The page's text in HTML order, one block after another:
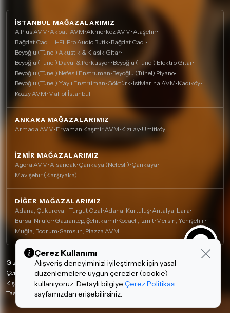
İSTANBUL MAĞAZALARIMIZ
A Plus AVM•Akbatı AVM•Akmerkez AVM•Ataşehir•
Bağdat Cad. Hi-Fi, Pro Audio Butik•Bağdat Cad. •
Beyoğlu (Tünel) Akustik & Klasik Gitar•
Beyoğlu (Tünel) Davul & Perküsyon•Beyoğlu (Tünel) Elektro Gitar•
Beyoğlu (Tünel) Nefesli Enstrüman•Beyoğlu (Tünel) Piyano•
Beyoğlu (Tünel) Yaylı Enstrüman•Göktürk•İstMarina AVM•Kadıköy•
Kozzy AVM•Mall of İstanbul
ANKARA MAĞAZALARIMIZ
Armada AVM•Eryaman Kaşmir AVM•Kızılay•Ümitköy
İZMIR MAĞAZALARIMIZ
Agora AVM•Alsancak•Çankaya (Nefesli)•Çankaya•
Mavişehir (Karşıyaka)
DIĞER MAĞAZALARIMIZ
Adana, Çukurova - Turgut Özal•Adana, Kurtuluş•Antalya, Lara•
Bursa, Nilüfer•Gaziantep, Şehitkamil•Kocaeli, İzmit•Mersin, Yenişehir•
Muğla, Bodrum•Samsun, Piazza AVM
Gizlilik Politikası
Çerez Politikası
Kişisel Verilerin Korunması
Tasarım ve Teknoloji:invenera
Çerez Kullanımı
Alışveriş deneyiminizi iyileştirmek için yasal
düzenlemelere uygun çerezler (cookie)
kullanıyoruz. Detaylı bilgiye Çerez Politikası
sayfamızdan erişebilirsiniz.